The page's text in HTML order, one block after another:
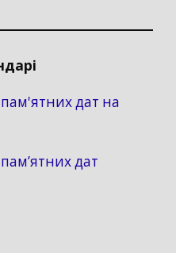
дат на
дат